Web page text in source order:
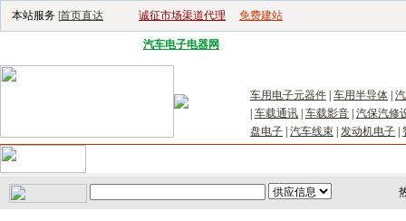
本站服务 | 首页直达 诚征市场渠道代理 免费建站
汽车电子电器网
车用电子元器件 车用半导体
车载通讯 车载影音 汽保汽修
盘电子 汽车线束 发动机电子